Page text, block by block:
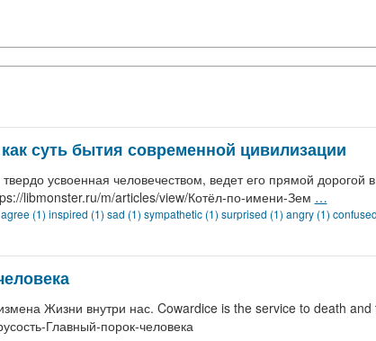
суть бытия современной цивилизации
усвоенная человечеством, ведет его прямой
libmonster.ru/m/articles/view/Котёл-по-имени-Зем …
agree (1) inspired (1) sad (1) sympathetic (1) surprised (1) angry (1)
Жизни внутри нас. Cowardice is the service to death
Главный-порок-человека